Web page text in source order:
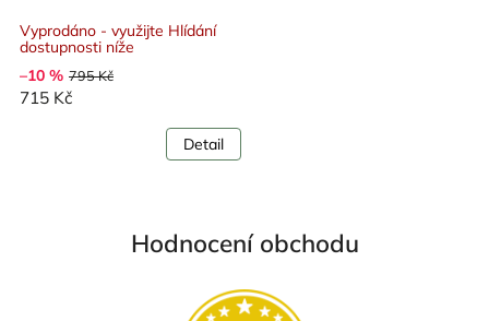
Vyprodáno - využijte Hlídání
dostupnosti níže
–10 % 795 Kč
715 Kč
Detail
Hodnocení obchodu